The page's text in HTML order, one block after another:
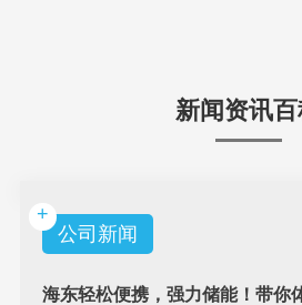
新闻资讯
+
公司新闻
海东轻松便携，强力储能！带你